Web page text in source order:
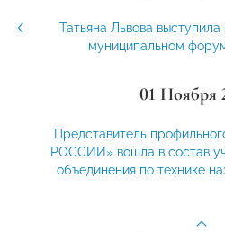
Татьяна Львова
муниципальном
01 Ноября
Представитель
РОССИИ» вошла в состав
объединения по технике